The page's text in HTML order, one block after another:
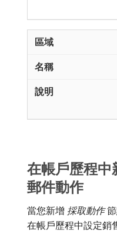
在帳戶歷程中
郵件動作
當您新增​ 採取動作節
在帳戶歷程中設定銷